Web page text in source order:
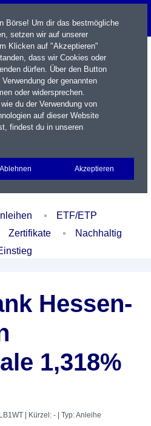
Portfolio Login
ETF/ETP
Zertifikate
Nachhaltig
Hessen-
1,318%
| Kürzel: - | Typ: Anleihe
Börse! Um dir das bestmögliche
setzen wir auf unserer
Klicken auf "Akzeptieren"
dass wir Cookies oder
dürfen. Über den Button
der genannten
oder widersprechen.
du der Verwendung von
auf dieser Website
findest du in unseren
Ablehnen Akzeptieren